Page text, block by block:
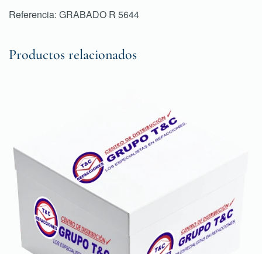
Referencia: GRABADO R 5644
Productos relacionados